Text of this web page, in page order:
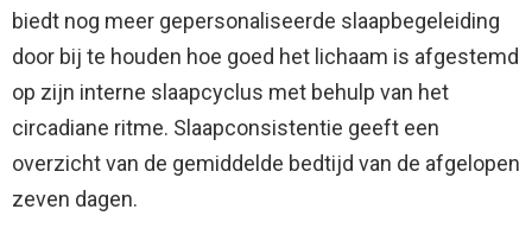
biedt nog meer gepersonaliseerde slaapbegeleiding
door bij te houden hoe goed het lichaam is afgestemd
op zijn interne slaapcyclus met behulp van het
circadiane ritme. Slaapconsistentie geeft een
overzicht van de gemiddelde bedtijd van de afgelopen
zeven dagen.